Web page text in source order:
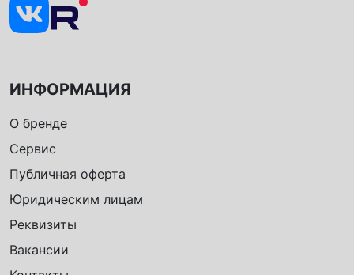
ИНФОРМАЦИЯ
О бренде
Сервис
Публичная оферта
Юридическим лицам
Реквизиты
Вакансии